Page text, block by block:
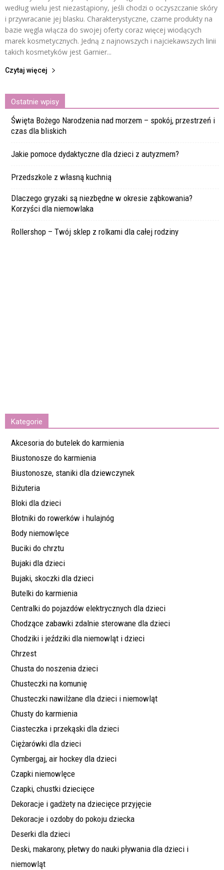
według wielu jest niezastąpiony, jeśli chodzi o oczyszczanie skóry
i przywracanie jej blasku. Charakterystyczne, czarne produkty na
bazie węgla włącza do swojej oferty coraz więcej wiodących
marek kosmetycznych. Jedną z najnowszych i najciekawszych linii
takich kosmetyków jest Garnier...
Czytaj więcej
Ostatnie wpisy
Święta Bożego Narodzenia nad morzem – spokój, przestrzeń i
czas dla bliskich
Jakie pomoce dydaktyczne dla dzieci z autyzmem?
Przedszkole z własną kuchnią
Dlaczego gryzaki są niezbędne w okresie ząbkowania?
Korzyści dla niemowlaka
Rollershop – Twój sklep z rolkami dla całej rodziny
Kategorie
Akcesoria do butelek do karmienia
Biustonosze do karmienia
Biustonosze, staniki dla dziewczynek
Biżuteria
Bloki dla dzieci
Błotniki do rowerków i hulajnóg
Body niemowlęce
Buciki do chrztu
Bujaki dla dzieci
Bujaki, skoczki dla dzieci
Butelki do karmienia
Centralki do pojazdów elektrycznych dla dzieci
Chodzące zabawki zdalnie sterowane dla dzieci
Chodziki i jeździki dla niemowląt i dzieci
Chrzest
Chusta do noszenia dzieci
Chusteczki na komunię
Chusteczki nawilżane dla dzieci i niemowląt
Chusty do karmienia
Ciasteczka i przekąski dla dzieci
Ciężarówki dla dzieci
Cymbergaj, air hockey dla dzieci
Czapki niemowlęce
Czapki, chustki dziecięce
Dekoracje i gadżety na dziecięce przyjęcie
Dekoracje i ozdoby do pokoju dziecka
Deserki dla dzieci
Deski, makarony, płetwy do nauki pływania dla dzieci i
niemowląt